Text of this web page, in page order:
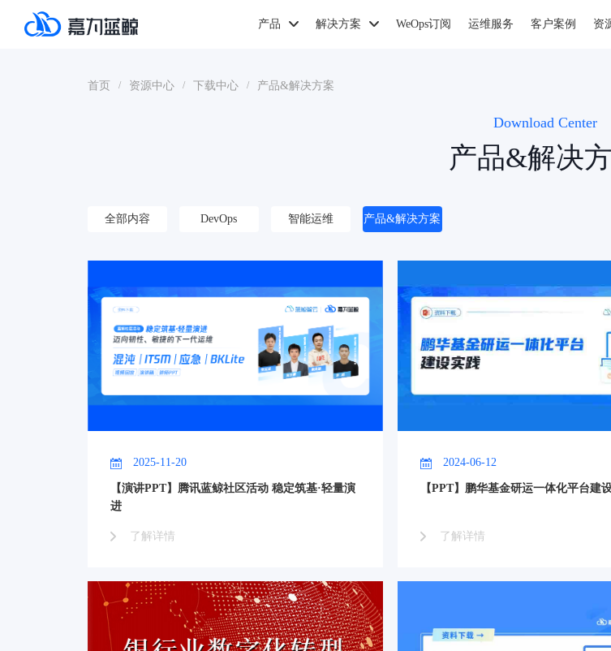
产品 解决方案 WeOps订阅 运维服务 客户案例 资
首页 / 资源中心 / 下载中心 / 产品&解决方案
Download Center
产品&解决
全部内容 DevOps 智能运维 产品&解决方案
2025-11-20
【演讲PPT】腾讯蓝鲸社区活动 稳定筑基·轻量演
进
了解详情
2024-06-12
【PPT】鹏华基金研运一体化平台建
了解详情